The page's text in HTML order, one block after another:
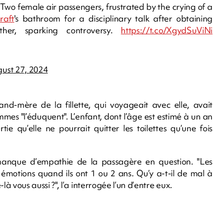
female air passengers, frustrated by the crying of a
's bathroom for a disciplinary talk after obtaining
sparking controversy. https://t.co/XgydSuViNi
27, 2024
mère de la fillette, qui voyageait avec elle, avait
"l’éduquent". L’enfant, dont l’âge est estimé à un an
qu’elle ne pourrait quitter les toilettes qu’une fois
d’empathie de la passagère en question. "Les
quand ils ont 1 ou 2 ans. Qu’y a-t-il de mal à
vous aussi ?", l’a interrogée l’un d’entre eux.